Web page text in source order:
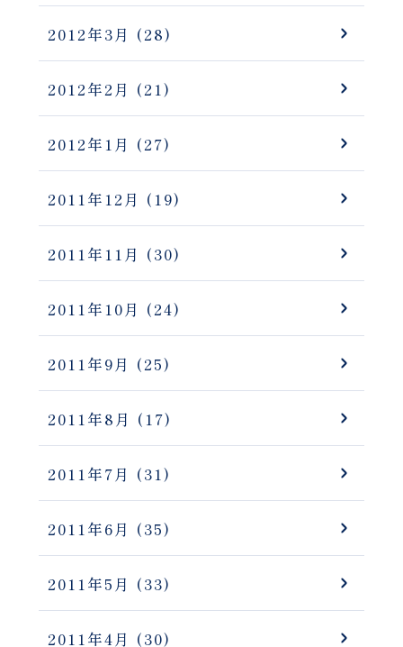
2012年3月 (28)
2012年2月 (21)
2012年1月 (27)
2011年12月 (19)
2011年11月 (30)
2011年10月 (24)
2011年9月 (25)
2011年8月 (17)
2011年7月 (31)
2011年6月 (35)
2011年5月 (33)
2011年4月 (30)